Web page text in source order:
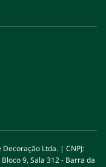
Ltda. | CNPJ:
9, Sala 312 - Barra da